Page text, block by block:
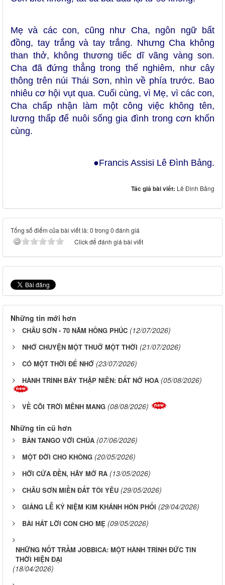
Mẹ và các con, cũng như Cha, ngôn ngữ bất
đồng, tay trắng và tay trắng. Nhưng Cha không
than thở, không thương tiếc dĩ vãng vàng son.
Cha đã đứng thẳng trong thế nghiêm, như cây
thông trên núi Thái Sơn, nhìn về phía trước. Bao
nhiêu cơ hội vụt qua. Cuối cùng, vì Mẹ, vì các con,
Cha chấp nhận làm một công việc không tên,
lương thấp để nuôi sống gia đình trong cơn khốn
cùng.
●Francis Assisi Lê Đình Bảng.
Tác giả bài viết: Lê Đình Bảng
Tổng số điểm của bài viết là: 0 trong 0 đánh giá
Click để đánh giá bài viết
Những tin mới hơn
CHÂU SƠN - 70 NĂM HỒNG PHÚC (12/07/2026)
NHỚ CHUYỆN MỘT THUỞ MỘT THỜI (21/07/2026)
CÓ MỘT THỜI ĐỂ NHỚ (23/07/2026)
HÀNH TRÌNH BẢY THẬP NIÊN: ĐẤT NỞ HOA (05/08/2026)
VỀ CÕI TRỜI MÊNH MANG (08/08/2026)
Những tin cũ hơn
BẢN TANGO VỚI CHÚA (07/06/2026)
MỘT ĐỜI CHO KHÔNG (20/05/2026)
HỠI CỬA ĐỀN, HÃY MỞ RA (13/05/2026)
CHÂU SƠN MIỀN ĐẤT TÔI YÊU (29/05/2026)
GIẢNG LỄ KỶ NIỆM KIM KHÁNH HÔN PHỐI (29/04/2026)
BÀI HÁT LỜI CON CHO MẸ (09/05/2026)
NHỮNG NỐT TRẦM JOBBICA: MỘT HÀNH TRÌNH ĐỨC TIN
THỜI HIỆN ĐẠI
(18/04/2026)